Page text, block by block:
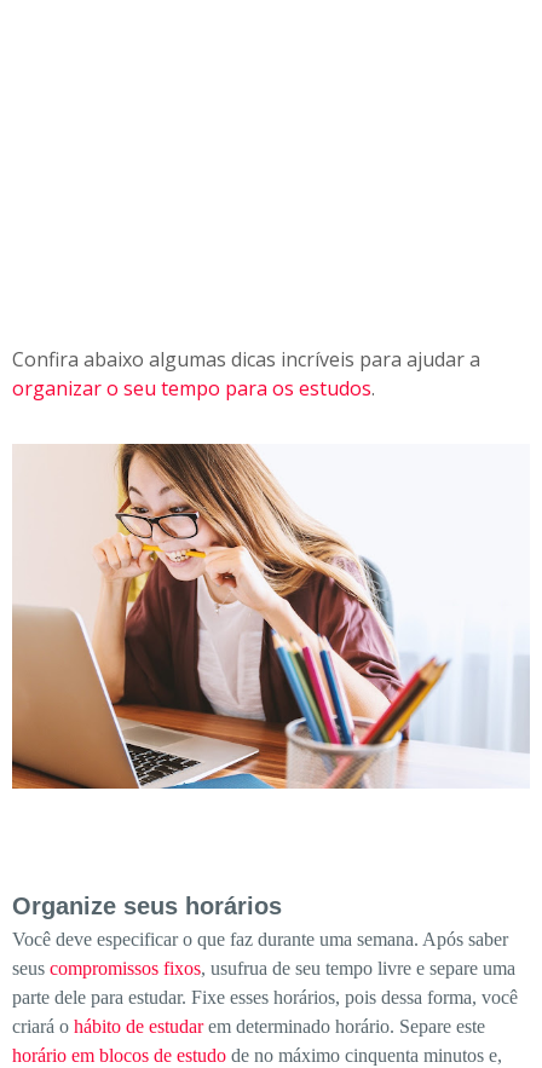
Confira abaixo algumas dicas incríveis para ajudar a
organizar o seu tempo para os estudos.
Organize seus horários
Você deve especificar o que faz durante uma semana. Após saber
seus compromissos fixos, usufrua de seu tempo livre e separe uma
parte dele para estudar. Fixe esses horários, pois dessa forma, você
criará o hábito de estudarem determinado horário. Separe este
horário em blocos de estudo de no máximo cinquenta minutos e,